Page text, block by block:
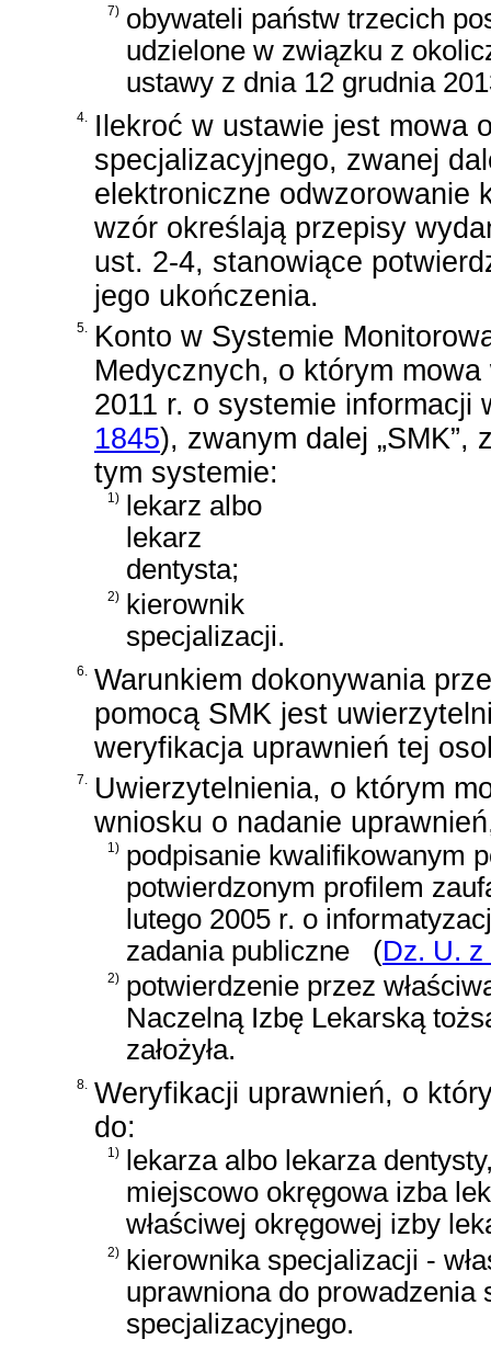
7) obywateli państw trzecich
udzielone w związku z
ustawy z dnia 12 grudnia
4.
Ilekroć w ustawie jest mowa
specjalizacyjnego, zwanej
elektroniczne odwzorowanie
wzór określają przepisy
ust. 2-4, stanowiące
jego ukończenia.
5.
Konto w Systemie
Medycznych, o którym
2011 r. o systemie informacji
1845), zwanym dalej „SMK”,
tym systemie:
1) lekarz albo
lekarz
dentysta;
2)
kierownik
specjalizacji.
6.
Warunkiem dokonywania
pomocą SMK jest
weryfikacja uprawnień tej
7.
Uwierzytelnienia, o którym
wniosku o nadanie
1) podpisanie kwalifikowanym
potwierdzonym profilem
lutego 2005 r. o
zadania publiczne
(Dz. U. z
2) potwierdzenie przez
Naczelną Izbę Lekarską
założyła.
8. Weryfikacji uprawnień, o
do:
1)
lekarza albo lekarza
miejscowo okręgowa izba
właściwej okręgowej izby
2) kierownika specjalizacji -
uprawniona do prowadzenia
specjalizacyjnego.